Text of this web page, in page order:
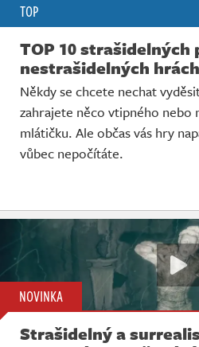
TOP
TOP 10 strašidelných
nestrašidelných hrách
Někdy se chcete nechat
zahrajete něco vtipného nebo
mlátičku. Ale občas vás hry
vůbec nepočítáte.
NOVINKA
Strašidelný a